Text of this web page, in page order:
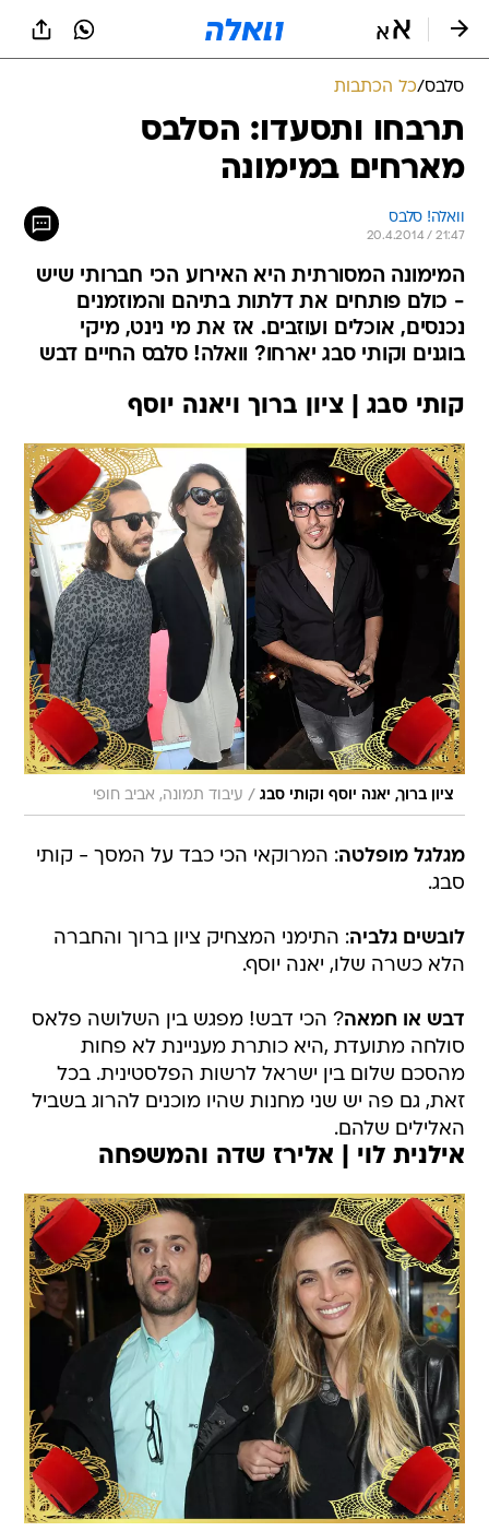
סלבס/כל הכתבות
תרבחו ותסעדו: הסלבס
מארחים במימונה
וואלה! סלבס
20.4.2014 / 21:47
המימונה המסורתית היא האירוע הכי חברותי שיש
- כולם פותחים את דלתות בתיהם והמוזמנים
נכנסים, אוכלים ועוזבים. אז את מי נינט, מיקי
בוגנים וקותי סבג יארחו? וואלה! סלבס החיים דבש
קותי סבג | ציון ברוך ויאנה יוסף
ציון ברוך, יאנה יוסף וקותי סבג / עיבוד תמונה, אביב חופי
מגלגל מופלטה: המרוקאי הכי כבד על המסך - קותי
סבג.
לובשים גלביה: התימני המצחיק ציון ברוך והחברה
הלא כשרה שלו, יאנה יוסף.
דבש או חמאה? הכי דבש! מפגש בין השלושה פלאס
סולחה מתועדת ,היא כותרת מעניינת לא פחות
מהסכם שלום בין ישראל לרשות הפלסטינית. בכל
זאת, גם פה יש שני מחנות שהיו מוכנים להרוג בשביל
האלילים שלהם.
אילנית לוי | אלירז שדה והמשפחה